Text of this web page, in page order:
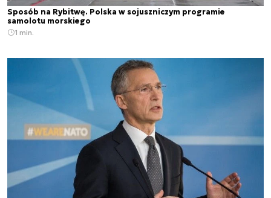
Sposób na Rybitwę. Polska w sojuszniczym programie
samolotu morskiego
1 min.